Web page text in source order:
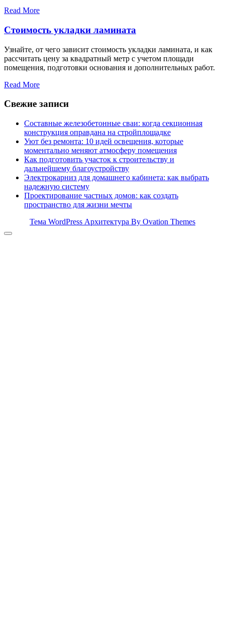
Read More
Стоимость укладки ламината
Узнайте, от чего зависит стоимость укладки ламината, и как
рассчитать цену за квадратный метр с учетом площади
помещения, подготовки основания и дополнительных работ.
Read More
Свежие записи
Составные железобетонные сваи: когда секционная
конструкция оправдана на стройплощадке
Уют без ремонта: 10 идей освещения, которые
моментально меняют атмосферу помещения
Как подготовить участок к строительству и
дальнейшему благоустройству
Электрокарниз для домашнего кабинета: как выбрать
надежную систему
Проектирование частных домов: как создать
пространство для жизни мечты
Тема WordPress Архитектура By Ovation Themes